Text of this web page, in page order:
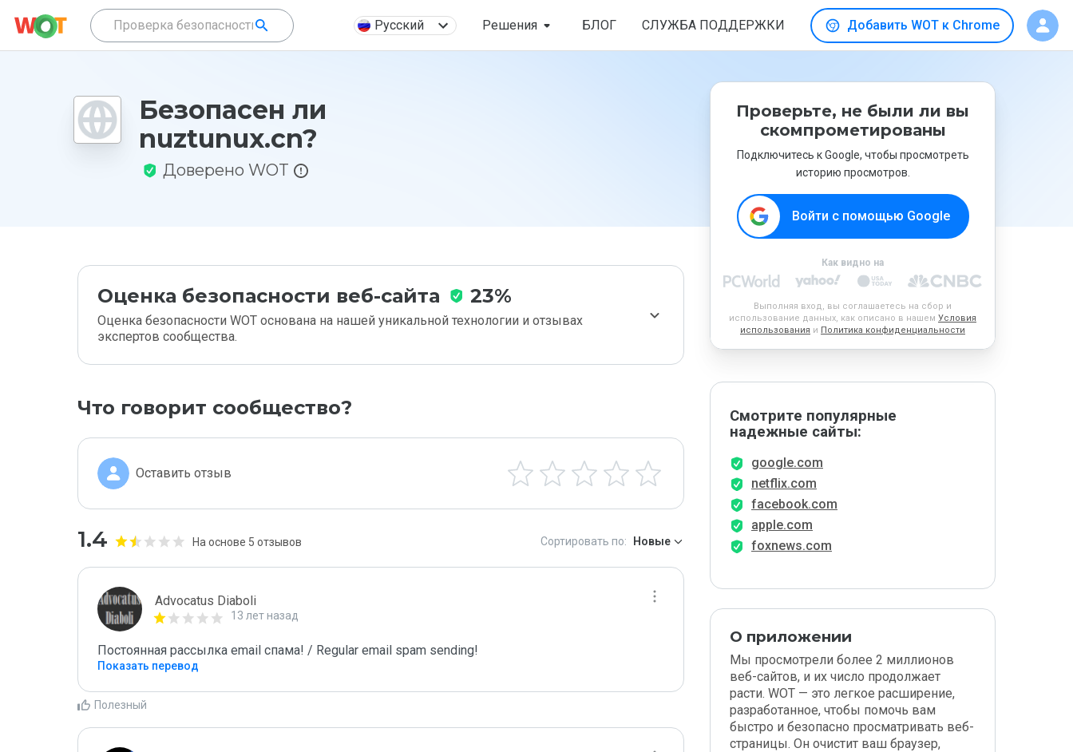
Русский Решения БЛОГ СЛУЖБА ПОДДЕРЖКИ Добавить WOT к Chrome
Безопасен ли
nuztunux.cn?
Доверено WOT
Оценка безопасности веб-сайта 23%
Оценка безопасности WOT основана на нашей уникальной технологии и отзывах
экспертов сообщества.
Что говорит сообщество?
Оставить отзыв
1.4 На основе 5 отзывов Сортировать по: Новые
Advocatus Diaboli
13 лет назад
Постоянная рассылка email спама! / Regular email spam sending!
Показать перевод
Полезный
Проверьте, не были ли вы
скомпрометированы
Подключитесь к Google, чтобы просмотреть
историю просмотров.
Войти с помощью Google
Как видно на
Выполняя вход, вы соглашаетесь на сбор и
использование данных, как описано в нашем Условия
использования и Политика конфиденциальности
Смотрите популярные
надежные сайты:
google.com
netflix.com
facebook.com
apple.com
foxnews.com
О приложении
Мы просмотрели более 2 миллионов
веб-сайтов, и их число продолжает
расти. WOT — это легкое расширение,
разработанное, чтобы помочь вам
быстро и безопасно просматривать веб-
страницы. Он очистит ваш браузер,